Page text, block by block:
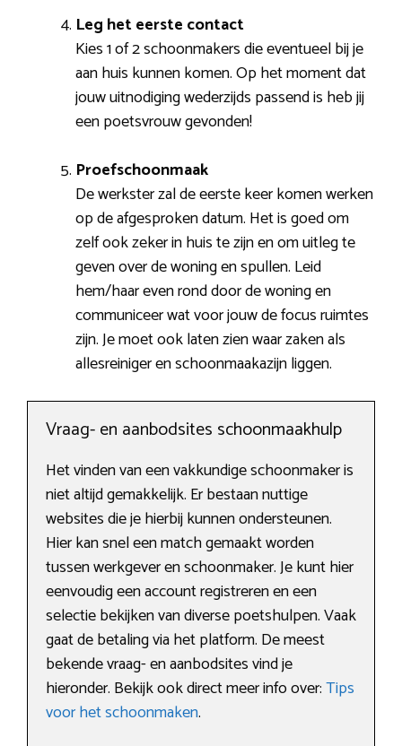
Leg het eerste contact
Kies 1 of 2 schoonmakers die eventueel bij je
aan huis kunnen komen. Op het moment dat
jouw uitnodiging wederzijds passend is heb jij
een poetsvrouw gevonden!
Proefschoonmaak
De werkster zal de eerste keer komen werken
op de afgesproken datum. Het is goed om
zelf ook zeker in huis te zijn en om uitleg te
geven over de woning en spullen. Leid
hem/haar even rond door de woning en
communiceer wat voor jouw de focus ruimtes
zijn. Je moet ook laten zien waar zaken als
allesreiniger en schoonmaakazijn liggen.
Vraag- en aanbodsites schoonmaakhulp
Het vinden van een vakkundige schoonmaker is
niet altijd gemakkelijk. Er bestaan nuttige
websites die je hierbij kunnen ondersteunen.
Hier kan snel een match gemaakt worden
tussen werkgever en schoonmaker. Je kunt hier
eenvoudig een account registreren en een
selectie bekijken van diverse poetshulpen. Vaak
gaat de betaling via het platform. De meest
bekende vraag- en aanbodsites vind je
hieronder. Bekijk ook direct meer info over:Tips
voor het schoonmaken.